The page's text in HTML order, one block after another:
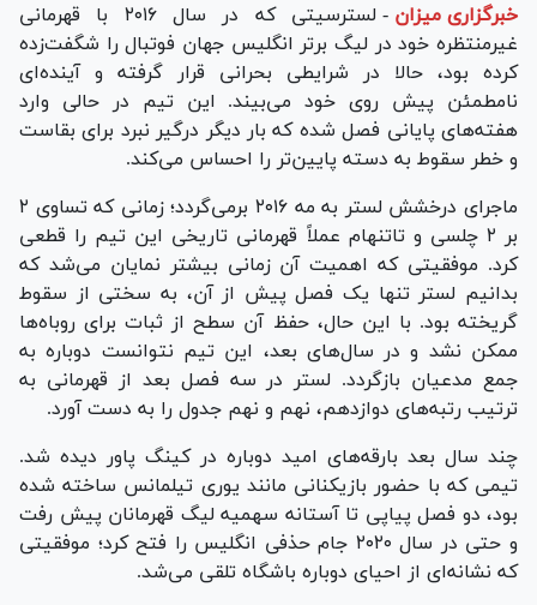
خبرگزاری میزان -
لسترسیتی که در سال ۲۰۱۶ با قهرمانی
غیرمنتظره خود در لیگ برتر انگلیس جهان فوتبال را شگفت‌زده
کرده بود، حالا در شرایطی بحرانی قرار گرفته و آینده‌ای
نامطمئن پیش روی خود می‌بیند. این تیم در حالی وارد
هفته‌های پایانی فصل شده که بار دیگر درگیر نبرد برای بقاست
و خطر سقوط به دسته پایین‌تر را احساس می‌کند.
ماجرای درخشش لستر به مه ۲۰۱۶ برمی‌گردد؛ زمانی که تساوی ۲
بر ۲ چلسی و تاتنهام عملاً قهرمانی تاریخی این تیم را قطعی
کرد. موفقیتی که اهمیت آن زمانی بیشتر نمایان می‌شد که
بدانیم لستر تنها یک فصل پیش از آن، به سختی از سقوط
گریخته بود. با این حال، حفظ آن سطح از ثبات برای روباه‌ها
ممکن نشد و در سال‌های بعد، این تیم نتوانست دوباره به
جمع مدعیان بازگردد. لستر در سه فصل بعد از قهرمانی به
ترتیب رتبه‌های دوازدهم، نهم و نهم جدول را به دست آورد.
چند سال بعد بارقه‌های امید دوباره در کینگ پاور دیده شد.
تیمی که با حضور بازیکنانی مانند یوری تیلمانس ساخته شده
بود، دو فصل پیاپی تا آستانه سهمیه لیگ قهرمانان پیش رفت
و حتی در سال ۲۰۲۰ جام حذفی انگلیس را فتح کرد؛ موفقیتی
که نشانه‌ای از احیای دوباره باشگاه تلقی می‌شد.